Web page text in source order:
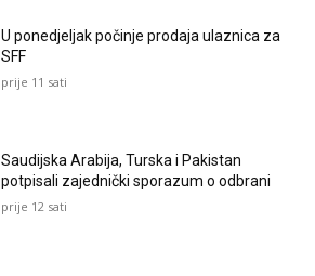
U ponedjeljak počinje prodaja ulaznica za
SFF
prije 11 sati
Saudijska Arabija, Turska i Pakistan
potpisali zajednički sporazum o odbrani
prije 12 sati